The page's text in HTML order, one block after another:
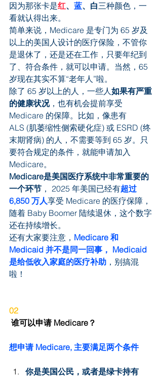
因为那张卡是红、 蓝、白三种颜色，一
看就认得出来。
简单来说，Medicare 是专门为 65 岁及
以上的美国人设计的医疗保险，不管你
是退休了，还是还在工作，只要年纪到
了、符合条件，就可以申请。当然，65
岁现在其实不算“老年人”啦。
除了 65 岁以上的人，一些人如果有严重
的健康状况 ，也有机会提前享受
Medicare 的保障。比如，像患有
ALS (肌萎缩性侧索硬化症) 或 ESRD (终
末期肾病) 的人，不需要等到 65 岁。只
要符合规定的条件，就能申请加入
Medicare。
Medicare是美国医疗系统中非常重要的
一个环节 ， 2025 年美国已经有超过
6,850 万人享受 Medicare 的医疗保障，
随着 Baby Boomer 陆续退休，这个数字
还在持续增长。
还有大家要注意， Medicare 和
Medicaid 并不是同一回事， Medicaid
是给低收入家庭的医疗补助 ，别搞混
啦！
02
谁可以申请 Medicare？
想申请 Medicare, 主要满足两个条件
你是美国公民，或者是绿卡持有